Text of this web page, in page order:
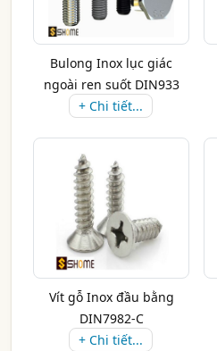
Bulong Inox lục giác
ngoài ren suốt DIN933
+ Chi tiết...
Vít gỗ Inox đầu bằng
DIN7982-C
+ Chi tiết...